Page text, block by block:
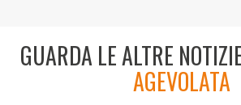
GUARDA LE ALTRE
AGEVOLATA